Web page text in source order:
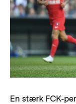
En stærk FCK-